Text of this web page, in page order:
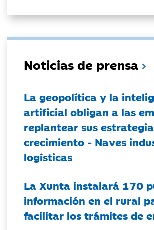
Noticias de prensa
La geopolítica y la
artificial obligan a las
replantear sus
crecimiento - Naves
logísticas
La Xunta instalará 170
información en el rural
facilitar los trámites de